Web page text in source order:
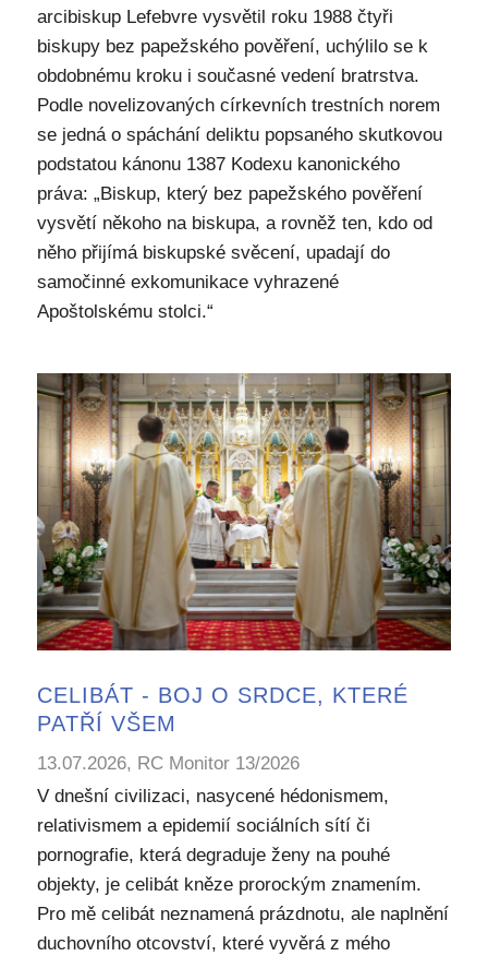
arcibiskup Lefebvre vysvětil roku 1988 čtyři
biskupy bez papežského pověření, uchýlilo se k
obdobnému kroku i současné vedení bratrstva.
Podle novelizovaných církevních trestních norem
se jedná o spáchání deliktu popsaného skutkovou
podstatou kánonu 1387 Kodexu kanonického
práva: „Biskup, který bez papežského pověření
vysvětí někoho na biskupa, a rovněž ten, kdo od
něho přijímá biskupské svěcení, upadají do
samočinné exkomunikace vyhrazené
Apoštolskému stolci.“
CELIBÁT - BOJ O SRDCE, KTERÉ
PATŘÍ VŠEM
13.07.2026, RC Monitor 13/2026
V dnešní civilizaci, nasycené hédonismem,
relativismem a epidemií sociálních sítí či
pornografie, která degraduje ženy na pouhé
objekty, je celibát kněze prorockým znamením.
Pro mě celibát neznamená prázdnotu, ale naplnění
duchovního otcovství, které vyvěrá z mého